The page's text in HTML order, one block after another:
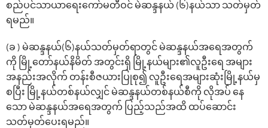
စည်ပင်သာယာရေးကော်မတီဝင် မဲဆန္ဒနယ် (၆)နယ်သာ သတ်မှတ်
ရမည်။
(ခ ) မဲဆန္ဒနယ်(၆)နယ်သတ်မှတ်ရာတွင် မဲဆန္ဒနယ်အရေအတွက်
ကို မြို့တော်နယ်နိမိတ် အတွင်းရှိ မြို့နယ်များ၏လူဦးရေ အများ
အနည်းအလိုက် တန်းစီဇယားပြုစု၍ လူဦးရေအများဆုံးမြို့နယ်မှ
စပြီး မြို့နယ်တစ်နယ်လျှင် မဲဆန္ဒနယ်တစ်နယ်စီကို လိုအပ် နေ
သော မဲဆန္ဒနယ်အရေအတွက် ပြည့်သည်အထိ ထပ်ဆောင်း
သတ်မှတ်ပေးရမည်။